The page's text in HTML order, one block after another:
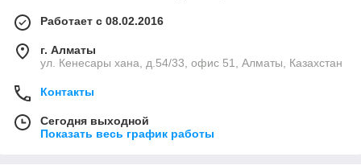
Работает с 08.02.2016
г. Алматы
ул. Кенесары хана, д.54/33, офис 51, Алматы, Казахстан
Контакты
Сегодня выходной
Показать весь график работы